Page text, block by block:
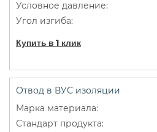
Купить в 1 клик
Отвод в ВУС изоляции